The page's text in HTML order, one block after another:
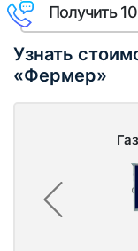
Получить
Узнать
«Фермер»